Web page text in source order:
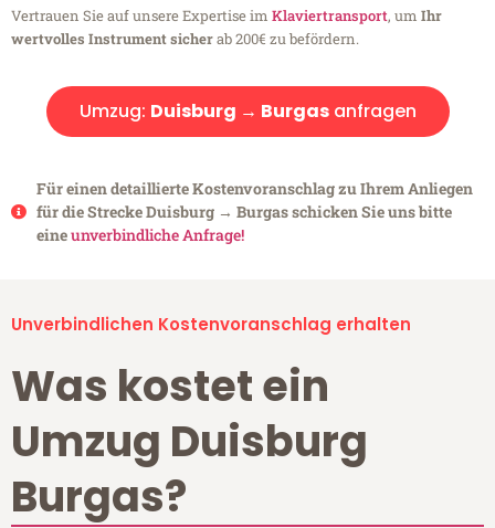
Vertrauen Sie auf unsere Expertise im Klaviertransport, um Ihr
wertvolles Instrument sicherab 200€ zu befördern.
Umzug: Duisburg → Burgasanfragen
Für einen detaillierte Kostenvoranschlag zu Ihrem Anliegen
für die Strecke Duisburg → Burgas schicken Sie uns bitte
eineunverbindliche Anfrage!
Unverbindlichen Kostenvoranschlag erhalten
Was kostet ein
Umzug Duisburg
Burgas?